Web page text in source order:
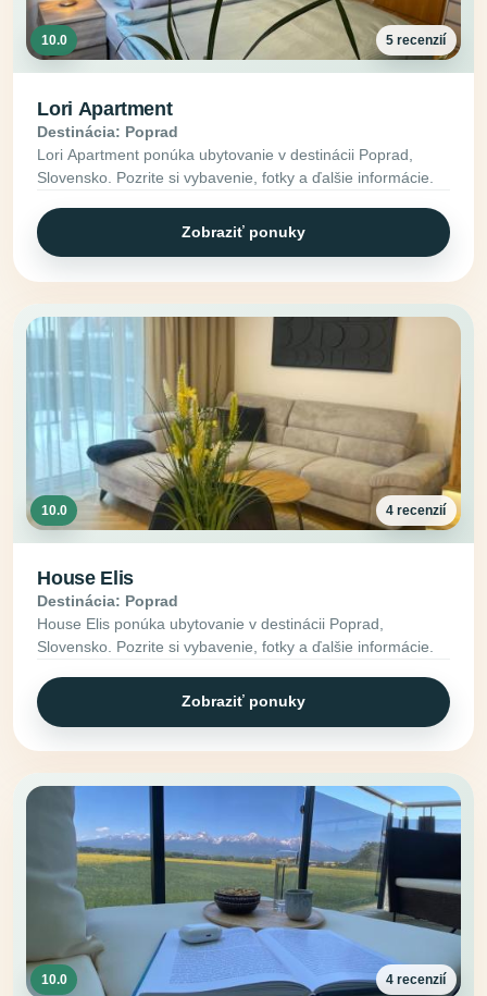
10.0 5 recenzií
Lori Apartment
Destinácia: Poprad
Lori Apartment ponúka ubytovanie v destinácii Poprad,
Slovensko. Pozrite si vybavenie, fotky a ďalšie informácie.
Zobraziť ponuky
10.0 4 recenzií
House Elis
Destinácia: Poprad
House Elis ponúka ubytovanie v destinácii Poprad,
Slovensko. Pozrite si vybavenie, fotky a ďalšie informácie.
Zobraziť ponuky
10.0 4 recenzií